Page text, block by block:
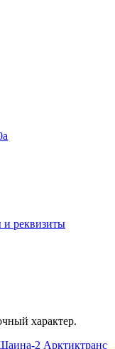
и реквизиты
характер.